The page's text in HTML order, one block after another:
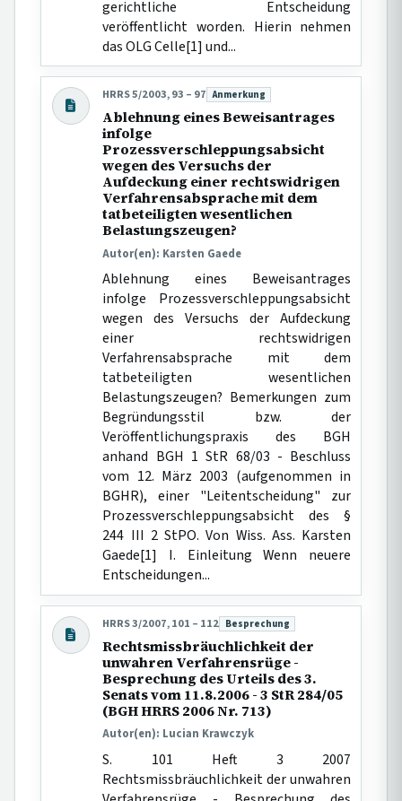
gerichtliche Entscheidung
veröffentlicht worden. Hierin nehmen
das OLG Celle[1] und...
HRRS 5/2003, 93 – 97 Beitragsart:
Anmerkung
Ablehnung eines Beweisantrages
infolge
Prozessverschleppungsabsicht
wegen des Versuchs der
Aufdeckung einer rechtswidrigen
Verfahrensabsprache mit dem
tatbeteiligten wesentlichen
Belastungszeugen?
Autor(en): Karsten Gaede
Ablehnung eines Beweisantrages
infolge Prozessverschleppungsabsicht
wegen des Versuchs der Aufdeckung
einer rechtswidrigen
Verfahrensabsprache mit dem
tatbeteiligten wesentlichen
Belastungszeugen? Bemerkungen zum
Begründungsstil bzw. der
Veröffentlichungspraxis des BGH
anhand BGH 1 StR 68/03 - Beschluss
vom 12. März 2003 (aufgenommen in
BGHR), einer "Leitentscheidung" zur
Prozessverschleppungsabsicht des §
244 III 2 StPO. Von Wiss. Ass. Karsten
Gaede[1] I. Einleitung Wenn neuere
Entscheidungen...
HRRS 3/2007, 101 – 112 Beitragsart:
Besprechung
Rechtsmissbräuchlichkeit der
unwahren Verfahrensrüge -
Besprechung des Urteils des 3.
Senats vom 11.8.2006 - 3 StR 284/05
(BGH HRRS 2006 Nr. 713)
Autor(en): Lucian Krawczyk
S. 101 Heft 3 2007
Rechtsmissbräuchlichkeit der unwahren